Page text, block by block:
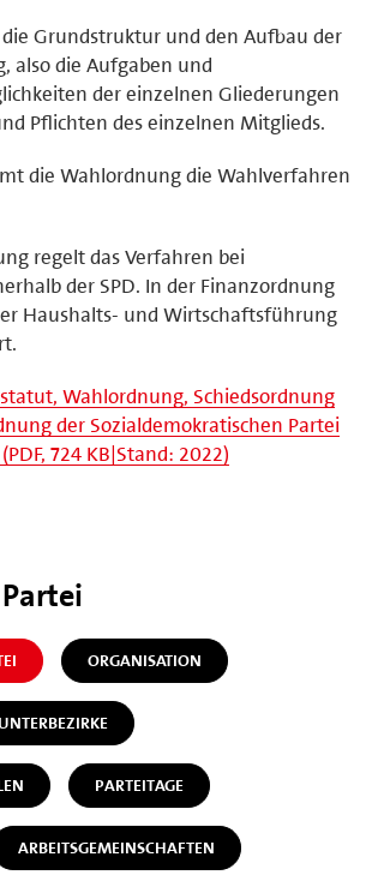
Grundstruktur und den Aufbau der
also die Aufgaben und
der einzelnen Gliederungen
Pflichten des einzelnen Mitglieds.
die Wahlordnung die Wahlverfahren
regelt das Verfahren bei
der SPD. In der Finanzordnung
Haushalts- und Wirtschaftsführung
Wahlordnung, Schiedsordnung
der Sozialdemokratischen Partei
724 KB|Stand: 2022)
ORGANISATION
UNTERBEZIRKE
PARTEITAGE
ARBEITSGEMEINSCHAFTEN